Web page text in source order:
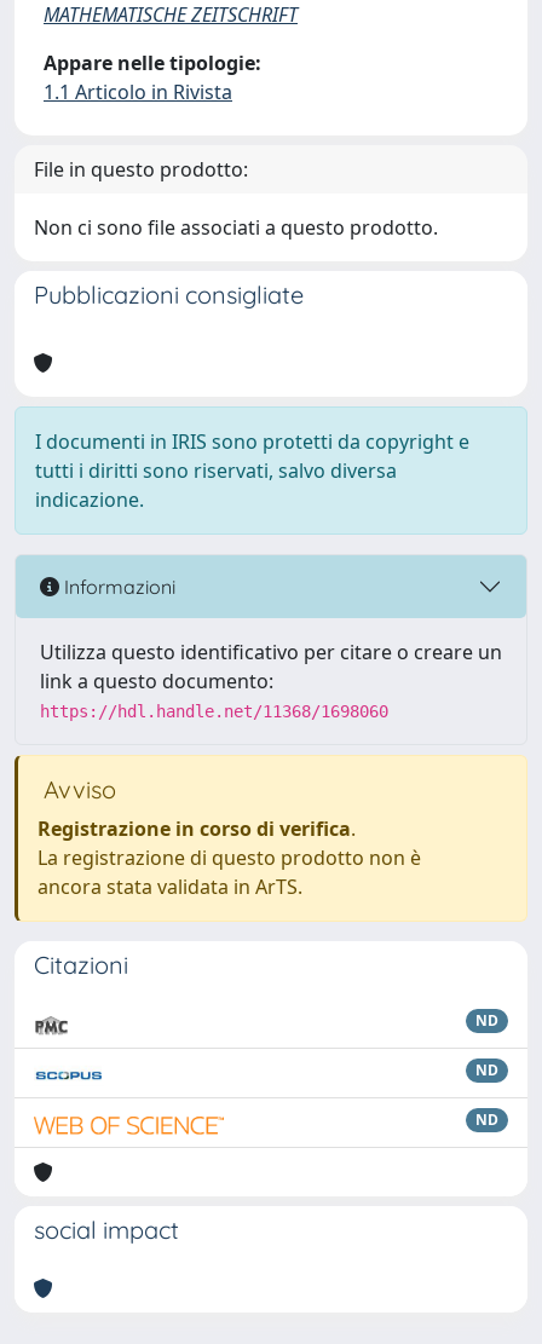
MATHEMATISCHE ZEITSCHRIFT
Appare nelle tipologie:
1.1 Articolo in Rivista
File in questo prodotto:
Non ci sono file associati a questo prodotto.
Pubblicazioni consigliate
I documenti in IRIS sono protetti da copyright e
tutti i diritti sono riservati, salvo diversa
indicazione.
Informazioni
Utilizza questo identificativo per citare o creare un
link a questo documento:
https://hdl.handle.net/11368/1698060
Avviso
Registrazione in corso di verifica.
La registrazione di questo prodotto non è
ancora stata validata in ArTS.
Citazioni
ND
ND
ND
social impact